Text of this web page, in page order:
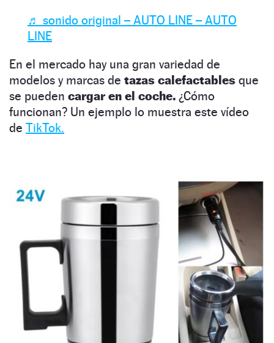
♬ sonido original – AUTO LINE – AUTO
LINE
En el mercado hay una gran variedad de
modelos y marcas de tazas calefactables que
se pueden cargar en el coche. ¿Cómo
funcionan? Un ejemplo lo muestra este vídeo
de TikTok.